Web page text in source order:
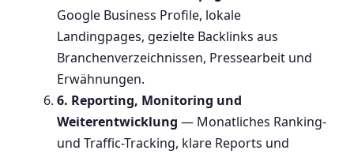
Google Business Profile, lokale
Landingpages, gezielte Backlinks aus
Branchenverzeichnissen, Pressearbeit und
Erwähnungen.
6. Reporting, Monitoring und
Weiterentwicklung — Monatliches Ranking-
und Traffic-Tracking, klare Reports und